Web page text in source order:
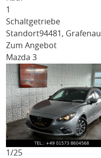
1
Schaltgetriebe
Standort94481, Grafenau
Zum Angebot
Mazda 3
1/25